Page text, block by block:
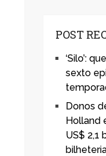
POST
‘Silo’:
sexto
Donos
Holland
US$ 2,1